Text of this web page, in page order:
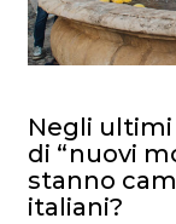
Negli
di “nuovi
stanno
italiani?